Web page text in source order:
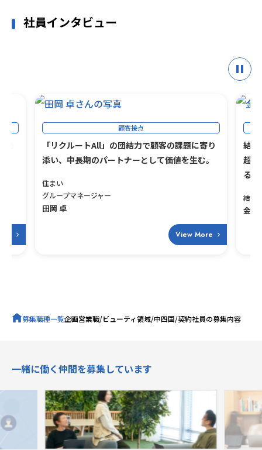
社員インタビュー
客の課題に寄り
て価値を生む。
結婚式場の最良の相談相手として、集客支援
超えた提案で、ブライダル業界の変革を牽引
結婚
キャリア採用トップ
募集職種一覧企画営業職/ビューティ領域/中四国/契約社員の募集内容
一緒に働く仲間を募集しています